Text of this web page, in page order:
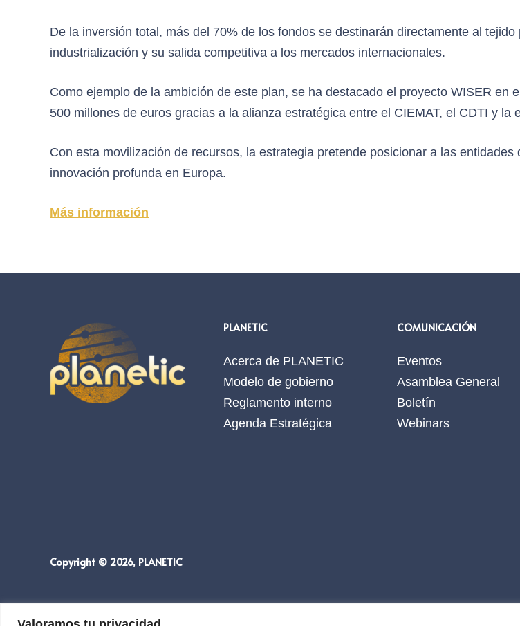
De la inversión total, más del 70% de los fondos se destinarán directamente al
industrialización y su salida competitiva a los mercados internacionales.
Como ejemplo de la ambición de este plan, se ha destacado el proyecto WISER en
500 millones de euros gracias a la alianza estratégica entre el CIEMAT, el CDTI y la
Con esta movilización de recursos, la estrategia pretende posicionar a las
innovación profunda en Europa.
Más información
PLANETIC
Acerca de PLANETIC
Modelo de gobierno
Reglamento interno
Agenda Estratégica
COMUNICACIÓN
Eventos
Asamblea General
Boletín
Webinars
Copyright © 2026, PLANETIC